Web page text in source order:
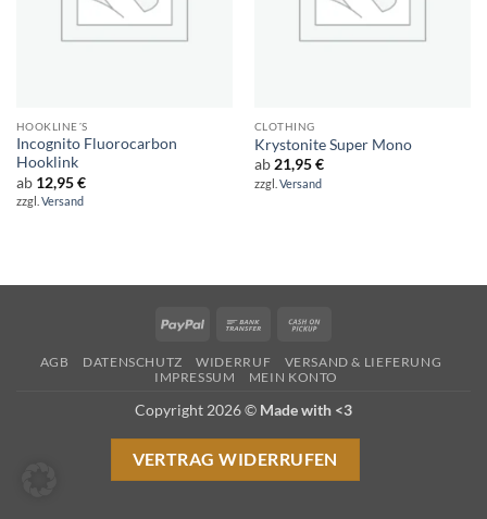
HOOKLINE´S
Incognito Fluorocarbon
Hooklink
ab 12,95€
zzgl. Versand
CLOTHING
Krystonite Super Mono
ab 21,95€
zzgl. Versand
PayPal
Bank
Pickup
AGB DATENSCHUTZ WIDERRUF
VERSAND & LIEFERUNG
IMPRESSUM
MEIN KONTO
Copyright 2026 © Made with <3
VERTRAG WIDERRUFEN